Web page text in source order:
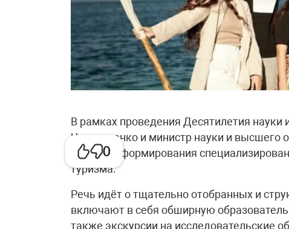
0
В рамках проведения Десятилетия
Чернышенко и министр науки и высшего
процессе формирования
туризма.
Речь идёт о тщательно отобранных и
включают в себя обширную
также экскурсии на исследовательские